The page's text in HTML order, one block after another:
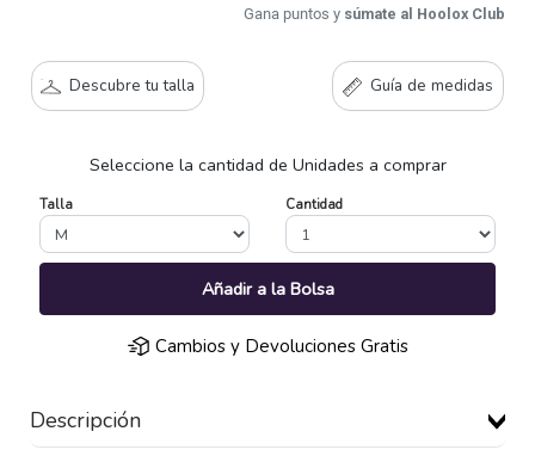
Gana puntos y súmate al Hoolox Club
Descubre tu talla Guía de medidas
Seleccione la cantidad de Unidades a comprar
Talla Cantidad
Añadir a la Bolsa
Cambios y Devoluciones Gratis
Descripción